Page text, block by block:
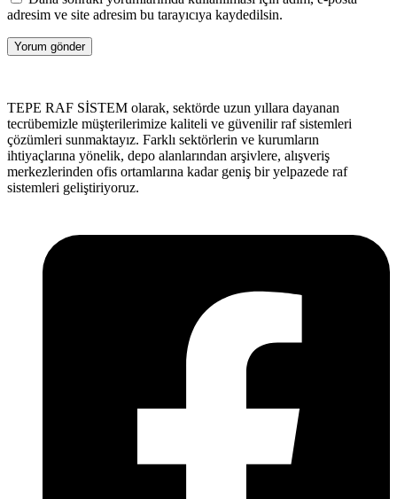
adresim ve site adresim bu tarayıcıya kaydedilsin.
TEPE RAF SİSTEM olarak, sektörde uzun yıllara dayanan
tecrübemizle müşterilerimize kaliteli ve güvenilir raf sistemleri
çözümleri sunmaktayız. Farklı sektörlerin ve kurumların
ihtiyaçlarına yönelik, depo alanlarından arşivlere, alışveriş
merkezlerinden ofis ortamlarına kadar geniş bir yelpazede raf
sistemleri geliştiriyoruz.